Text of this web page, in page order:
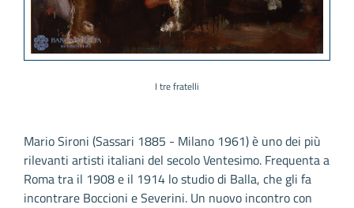
I tre fratelli
Mario Sironi (Sassari 1885 - Milano 1961) è uno dei più
rilevanti artisti italiani del secolo Ventesimo. Frequenta a
Roma tra il 1908 e il 1914 lo studio di Balla, che gli fa
incontrare Boccioni e Severini. Un nuovo incontro con